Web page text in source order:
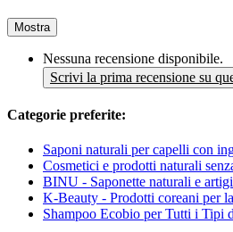
Mostra
Nessuna recensione disponibile.
Scrivi la prima recensione su
Categorie preferite:
Saponi naturali per capelli con
Cosmetici e prodotti naturali
BINU - Saponette naturali e
K-Beauty - Prodotti coreani per
Shampoo Ecobio per Tutti i Tipi